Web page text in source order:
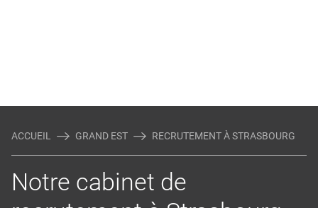
ACCUEIL GRAND EST RECRUTEMENT À STRASBOURG
Notre cabinet de